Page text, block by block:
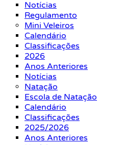
Notícias
Regulamento
Mini Veleiros
Calendário
Classificações
2026
Anos Anteriores
Notícias
Natação
Escola de Natação
Calendário
Classificações
2025/2026
Anos Anteriores